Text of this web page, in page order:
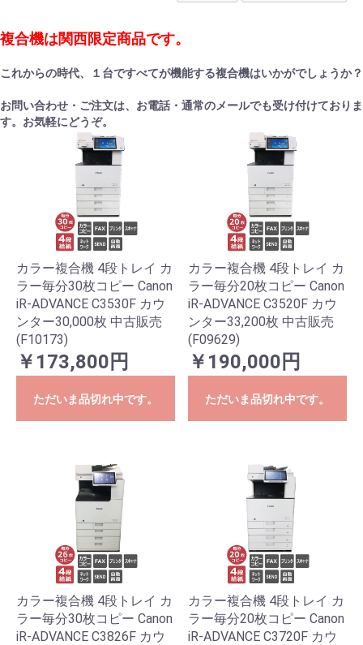
複合機は関西限定商品です。
これからの時代、１台ですべてが機能する複合機はいかがでしょうか？
お問い合わせ・ご注文は、お電話・通常のメールでも受け付けておりま
す。お気軽にどうぞ。
カラー複合機 4段トレイ カ
ラー毎分30枚コピー Canon
iR-ADVANCE C3530F カウ
ンター30,000枚 中古販売
(F10173)
￥173,800円
ただいま品切れ中です。
カラー複合機 4段トレイ カ
ラー毎分20枚コピー Canon
iR-ADVANCE C3520F カウ
ンター33,200枚 中古販売
(F09629)
￥190,000円
ただいま品切れ中です。
カラー複合機 4段トレイ カ
ラー毎分30枚コピー Canon
iR-ADVANCE C3826F カウ
カラー複合機 4段トレイ カ
ラー毎分20枚コピー Canon
iR-ADVANCE C3720F カウ